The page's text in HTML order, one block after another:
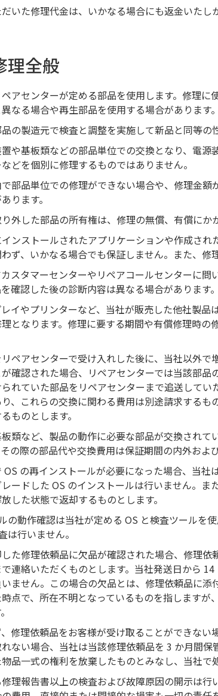
いた修理代金は、いかなる場合にも返金いたし
理全般
アセンターが定める部品を使用します。修理
なる場合や再生部品を使用する場合があります。
の製造元で検査と調整を実施して新品と同等の
や基板類などの部品単位での交換となり、電
どを個別に修理するものではありません。
部品単位での修理ができない場合や、修理金
ります。
外した部品の所有権は、修理の無償、有償にか
ンストールされたアプリケーションや作成さ
ず、いかなる場合でも保証しません。また、修
スタマーセンターやリペアコールセンターに
確認した後の診断内容は異なる場合があります。
イやプリンターなど、当社が販売した他社製
となります。修理に要する期間や有償修理時の
ペアセンターで受け入れした後に、当社以外
確認された場合、リペアセンターでは当該部
れていた部品をリペアセンターまで追送して
、これらの交換に関わる費用は別途請求するも
ものとします。
類など、製品の動作に必要な部品が交換され
の際の部品代や交換費用は保証期間の内外およ
OS の再インストールが必要になった場合、当社
ードした OS のインストールは行いません。ま
した状態で返却するものとします。
の動作確認は当社が定める OS と検査ツールを
は行いません。
た修理依頼品に欠品が確認された場合、修理
連絡いただくものとします。当社発送日から
ません。この場合の欠品とは、修理依頼品に
点で、所在不明となっているものを指しますが
修理依頼品をお客様が受け取ることができな
ない場合、当社は当該修理依頼品を 3 か月間
品一式の権利を放棄したものとみなし、当社で
理報告書以上の検査および故障原因の開示は